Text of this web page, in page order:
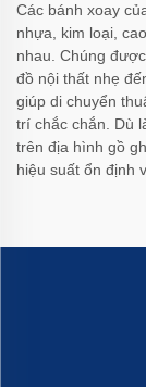
Các bánh xoay
nhựa, kim loại,
nhau. Chúng
đồ nội thất nhẹ
giúp di chuyển
trí chắc chắn. Dù
trên địa hình gồ
hiệu suất ổn định